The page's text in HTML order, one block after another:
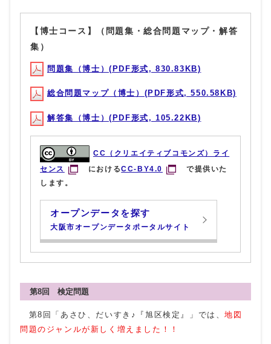
【博士コース】（問題集・総合問題マップ・解答
集）
問題集（博士）(PDF形式, 830.83KB)
総合問題マップ（博士）(PDF形式, 550.58KB)
解答集（博士）(PDF形式, 105.22KB)
CC（クリエイティブコモンズ）ライ
センス
におけるCC-BY4.0
で提供いた
します。
オープンデータを探す
大阪市オープンデータポータルサイト
第8回 検定問題
第8回「あさひ、だいすき♪『旭区検定』」では、地図
問題のジャンルが新しく増えました！！